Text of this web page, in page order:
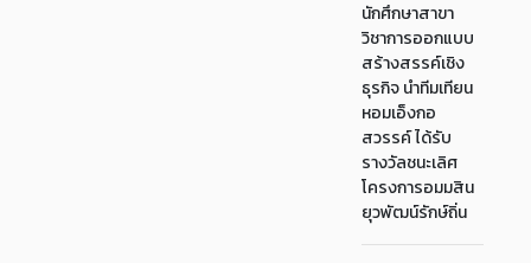
นักศึกษาสาขา
วิชาการออกแบบ
สร้างสรรค์เชิง
ธุรกิจ นำทีมเทียน
หอมเอ็งกอ
สวรรค์ ได้รับ
รางวัลชนะเลิศ
โครงการอมมสิน
ยุวพัฒน์รักษ์ถิ่น